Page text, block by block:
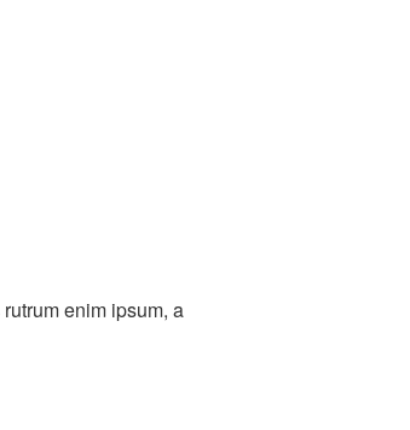
enim ipsum, a